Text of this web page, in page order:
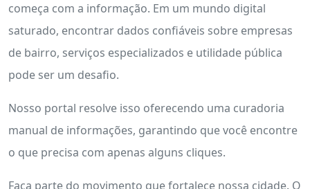
começa com a informação. Em um mundo digital
saturado, encontrar dados confiáveis sobre empresas
de bairro, serviços especializados e utilidade pública
pode ser um desafio.
Nosso portal resolve isso oferecendo uma curadoria
manual de informações, garantindo que você encontre
o que precisa com apenas alguns cliques.
Faça parte do movimento que fortalece nossa cidade. O